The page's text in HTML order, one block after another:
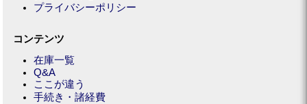
プライバシーポリシー
コンテンツ
在庫一覧
Q&A
ここが違う
手続き・諸経費